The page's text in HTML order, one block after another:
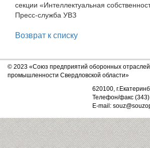
секции «Интеллектуальная
Пресс-служба УВЗ
Возврат к списку
© 2023 «Союз предприятий оборонных отраслей
промышленности Свердловской области»
620100,
Телефон/факс
E-mail: